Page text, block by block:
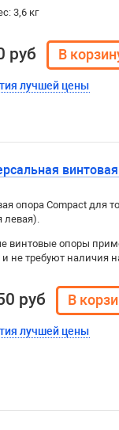
3,6 кг
руб
лучшей цены
опора Compact для
левая).
винтовые опоры
и не требуют наличия
руб
лучшей цены